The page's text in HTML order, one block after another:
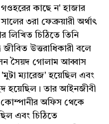
কাছে ন' হাজার
৩রা ফেব্রুয়ারী অর্থাৎ
লিখিত চিঠিতে তিনি
উত্তরাধিকারী বলে
সৈয়দ গোলাম আব্বাস
ম্যারেজ' হয়েছিল এবং
হয়েছিল। তার আইনজীবী
অফিস থেকে
এবং চিঠিতে